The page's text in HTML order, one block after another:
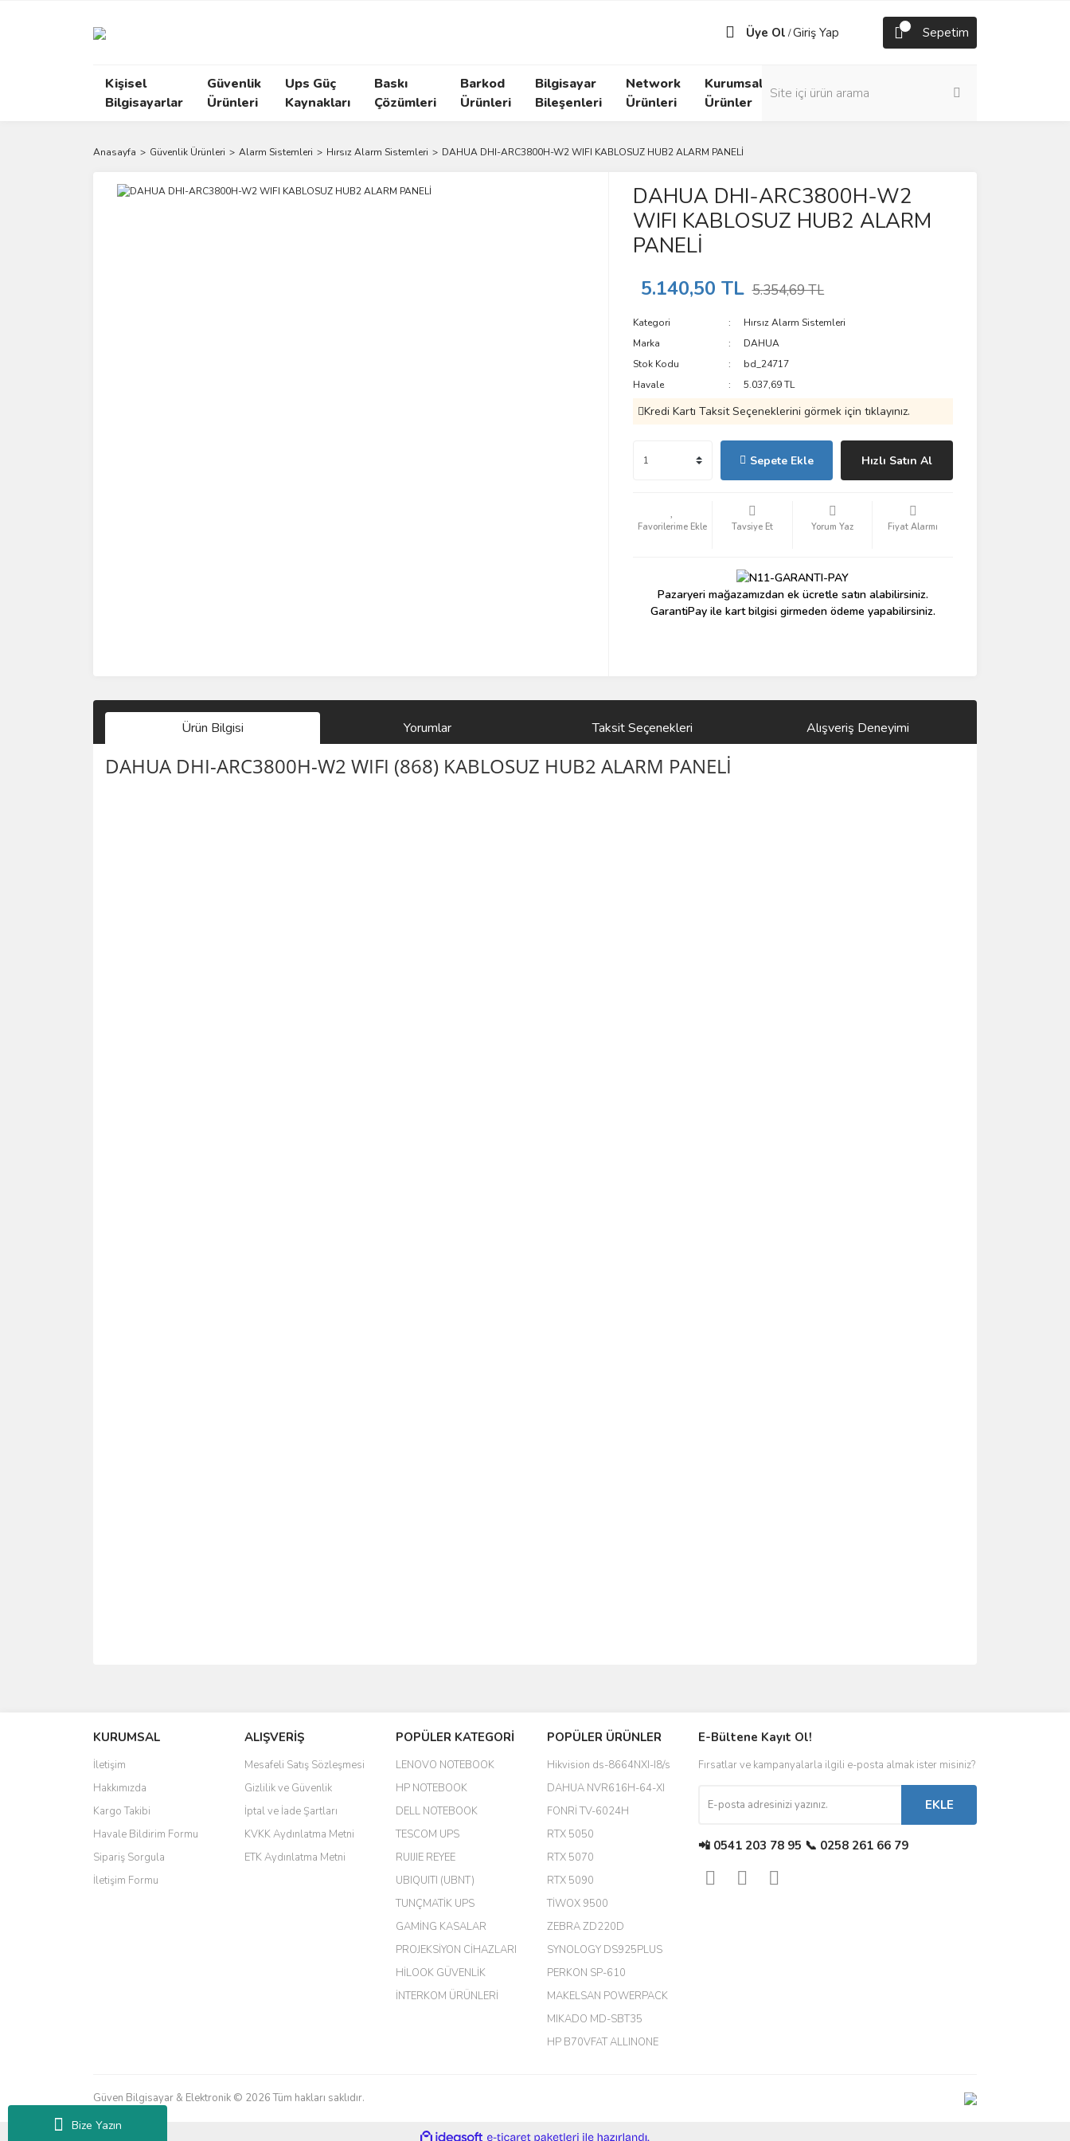
Bize Yazın
Üye Ol /Giriş Yap Sepetim
Kişisel
Bilgisayarlar
Güvenlik
Ürünleri
Ups Güç
Kaynakları
Baskı
Çözümleri
Barkod
Ürünleri
Bilgisayar
Bileşenleri
Network
Ürünleri
Kurumsal
Ürünler
Anasayfa Güvenlik Ürünleri Alarm Sistemleri Hırsız Alarm Sistemleri DAHUA DHI-ARC3800H-W2 WIFI KABLOSUZ HUB2 ALARM PANELİ
DAHUA DHI-ARC3800H-W2
WIFI KABLOSUZ HUB2 ALARM
PANELİ
5.140,50 TL 5.354,69 TL
Kategori
Hırsız Alarm Sistemleri
Marka
DAHUA
Stok Kodu
bd_24717
Havale
5.037,69 TL
Kredi Kartı Taksit Seçeneklerini görmek için tıklayınız.
Sepete Ekle Hızlı Satın Al
Tavsiye Et Yorum Yaz Fiyat Alarmı
Pazaryeri mağazamızdan ek ücretle satın alabilirsiniz.
GarantiPay ile kart bilgisi girmeden ödeme yapabilirsiniz.
Ürün Bilgisi Yorumlar Taksit Seçenekleri Alışveriş Deneyimi
DAHUA DHI-ARC3800H-W2 WIFI (868) KABLOSUZ HUB2 ALARM PANELİ
kamera ile 24 izlenmektedir diye küçük bir tabela olsa daha hoş olurdu
Barış Başaran | 04/07/2026
hızlı güvenli bir alışveriş oldu
Yalçın Kaya | 20/06/2026
Her şey için teşekkür ederim çok kaliteli bir firmasınız çok kaliteli ürün satıyorsunuz
Erdal Cingöz | 07/02/2026
KURUMSAL
İletişim
Hakkımızda
Kargo Takibi
Havale Bildirim Formu
Sipariş Sorgula
İletişim Formu
ALIŞVERİŞ
Mesafeli Satış Sözleşmesi
Gizlilik ve Güvenlik
İptal ve İade Şartları
KVKK Aydınlatma Metni
ETK Aydınlatma Metni
POPÜLER KATEGORİ
LENOVO NOTEBOOK
HP NOTEBOOK
DELL NOTEBOOK
TESCOM UPS
RUIJIE REYEE
UBIQUITI (UBNT)
TUNÇMATİK UPS
GAMİNG KASALAR
PROJEKSİYON CİHAZLARI
HİLOOK GÜVENLİK
İNTERKOM ÜRÜNLERİ
POPÜLER ÜRÜNLER
Hikvision ds-8664NXI-I8/s
DAHUA NVR616H-64-XI
FONRİ TV-6024H
RTX 5050
RTX 5070
RTX 5090
TİWOX 9500
ZEBRA ZD220D
SYNOLOGY DS925PLUS
PERKON SP-610
MAKELSAN POWERPACK
MIKADO MD-SBT35
HP B70VFAT ALLINONE
E-Bültene Kayıt Ol!
Fırsatlar ve kampanyalarla ilgili e-posta almak ister misiniz?
EKLE
📲 0541 203 78 95 📞 0258 261 66 79
Güven Bilgisayar & Elektronik © 2026 Tüm hakları saklıdır.
ideasoft e-